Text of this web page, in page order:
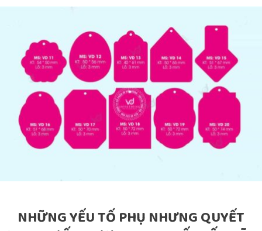
NHỮNG YẾU TỐ PHỤ NHƯNG QUYẾT